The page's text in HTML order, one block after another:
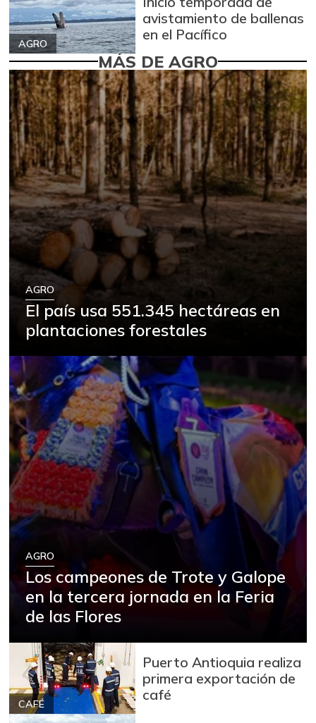
AGRO
avistamiento de ballenas
en el Pacífico
MÁS DE AGRO
AGRO
El país usa 551.345 hectáreas en
plantaciones forestales
AGRO
Los campeones de Trote y Galope
en la tercera jornada en la Feria
de las Flores
CAFÉ
Puerto Antioquia realiza
primera exportación de
café